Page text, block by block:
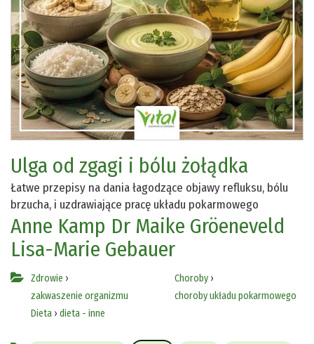
Ulga od zgagi i bólu żołądka
Łatwe przepisy na dania łagodzące objawy refluksu, bólu
brzucha, i uzdrawiające pracę układu pokarmowego
Anne Kamp Dr Maike Gröeneveld
Lisa-Marie Gebauer
Zdrowie ›
zakwaszenie organizmu
Dieta › dieta - inne
Choroby›
choroby układu pokarmowego